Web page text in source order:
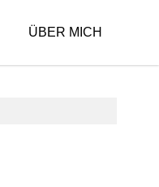
ÜBER MICH